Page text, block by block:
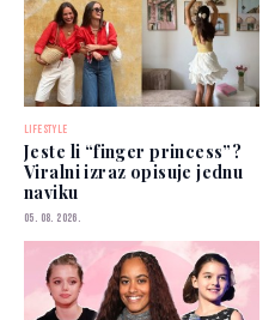
LIFESTYLE
Jeste li “finger princess”?
Viralni izraz opisuje jednu
naviku
05. 08. 2026.